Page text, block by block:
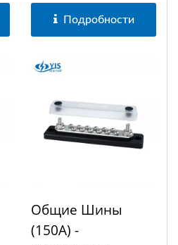
Подробности
Общие Шины
(150A) -